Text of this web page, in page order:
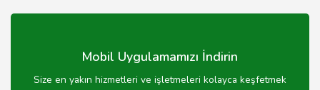
hizmeti sunmaktadır.
Mobil Uygulamamızı İndirin
Size en yakın hizmetleri ve işletmeleri kolayca keşfetmek